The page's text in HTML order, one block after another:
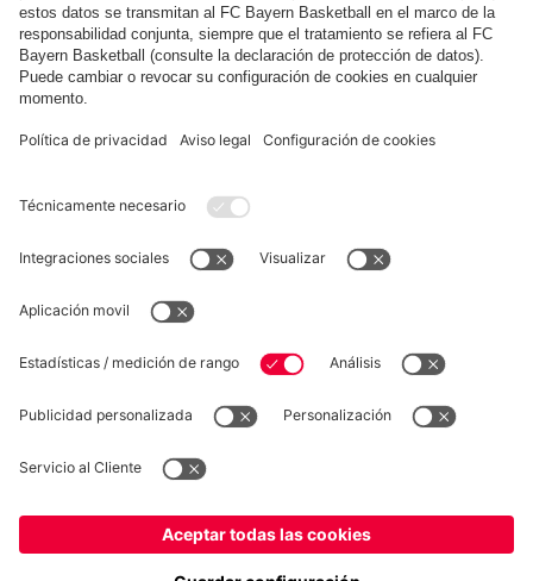
FC Bayern Store App
Privacidad
Configuración de las cookies
*Los precios incluyen el IVA y los gastos de envío
© FC Bayern München AG
Españapara entregar allí!